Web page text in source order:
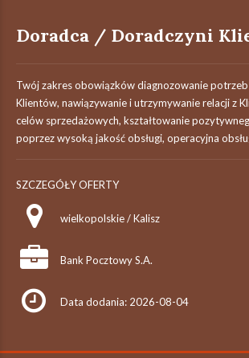
Doradca / Doradczyni
Twój zakres obowiązków diagnozowanie
Klientów, nawiązywanie i utrzymywanie relacji z
celów sprzedażowych, kształtowanie
poprzez wysoką jakość obsługi, operacyjna
SZCZEGÓŁY OFERTY
wielkopolskie / Kalisz
Bank Pocztowy S.A.
Data dodania: 2026-08-04